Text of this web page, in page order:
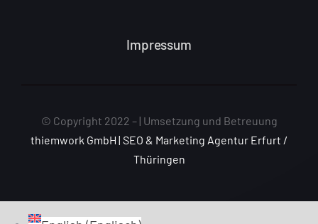
Impressum
© Copyright 2022 – | Umsetzung und Betreuung
thiemwork GmbH | SEO & Marketing Agentur Erfurt /
Thüringen